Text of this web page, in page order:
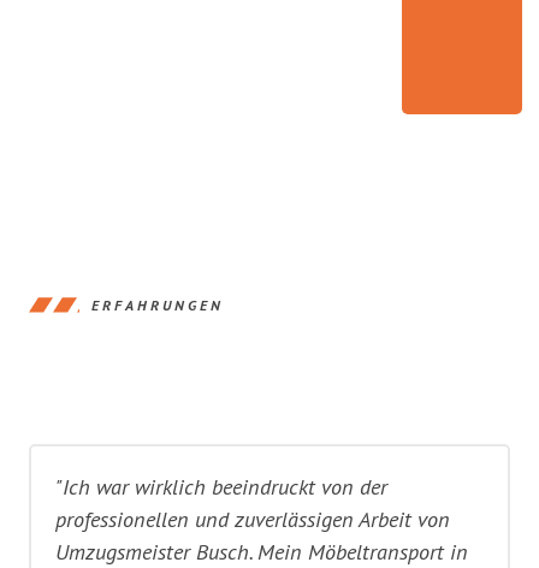
ERFAHRUNGEN
"Ich war wirklich beeindruckt von der
professionellen und zuverlässigen Arbeit von
Umzugsmeister Busch. Mein Möbeltransport in